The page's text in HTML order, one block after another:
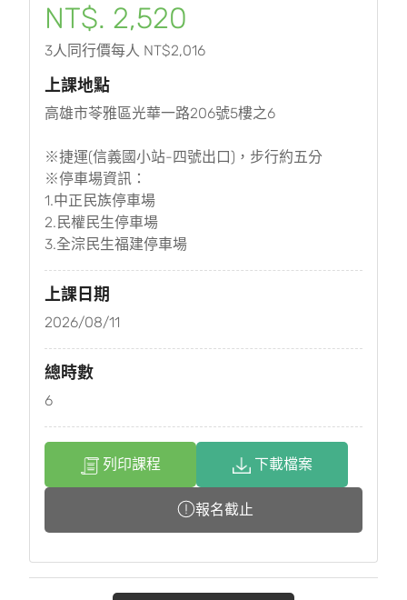
NT$. 2,520
3人同行價每人 NT$2,016
上課地點
高雄市苓雅區光華一路206號5樓之6
※捷運(信義國小站-四號出口)，步行約五分
※停車場資訊：
1.中正民族停車場
2.民權民生停車場
3.全淙民生福建停車場
上課日期
2026/08/11
總時數
6
列印課程 下載檔案
報名截止